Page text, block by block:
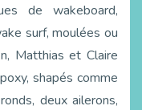
de wakeboard,
surf, moulées ou
Matthias et Claire
shapés comme
deux ailerons,